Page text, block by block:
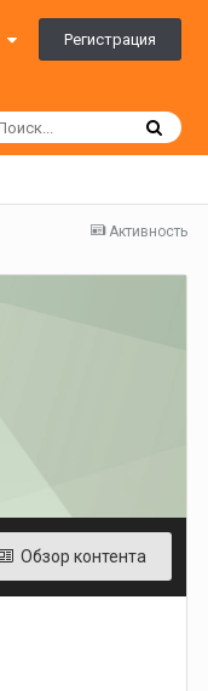
Регистрация
Активность
Обзор контента